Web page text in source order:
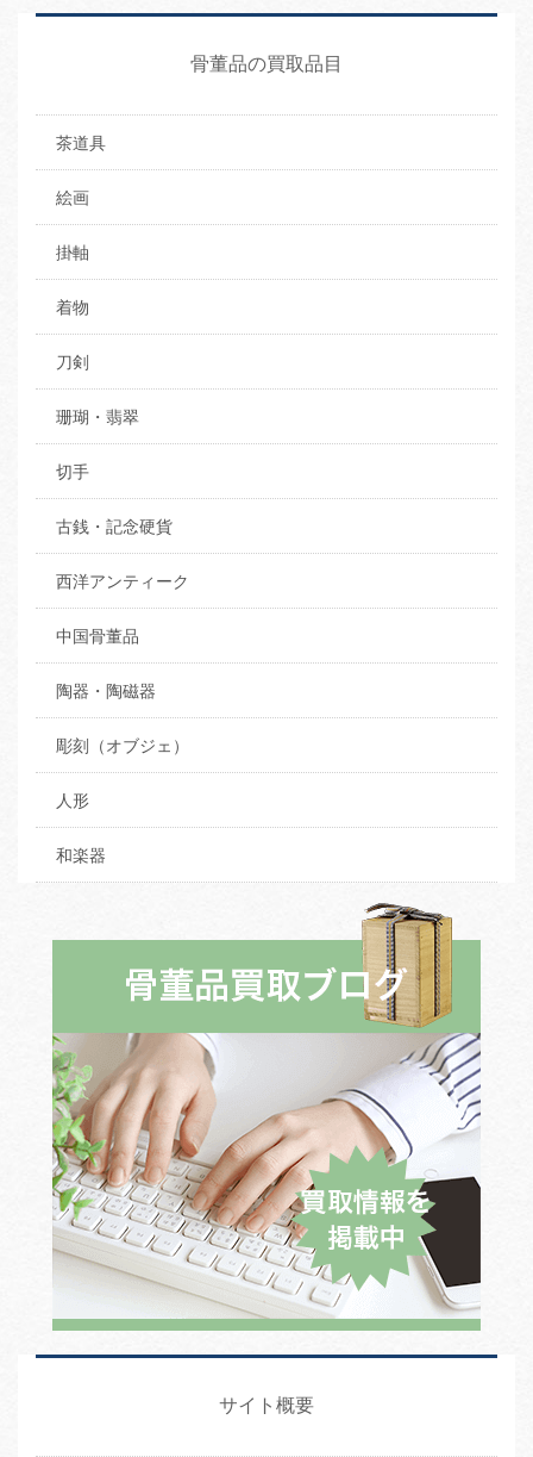
骨董品の買取品目
茶道具
絵画
掛軸
着物
刀剣
珊瑚・翡翠
切手
古銭・記念硬貨
西洋アンティーク
中国骨董品
陶器・陶磁器
彫刻（オブジェ）
人形
和楽器
サイト概要